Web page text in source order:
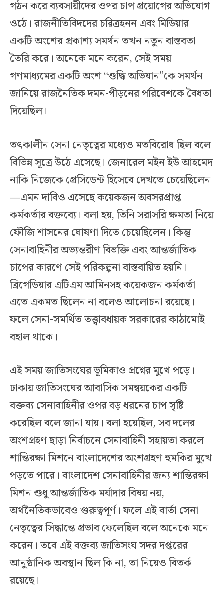
গঠন করে ব্যবসায়ীদের ওপর চাপ প্রয়োগের অভিযোগ
ওঠে। রাজনীতিবিদদের চরিত্রহনন এবং মিডিয়ার
একটি অংশের প্রকাশ্য সমর্থন তখন নতুন বাস্তবতা
তৈরি করে। অনেকে মনে করেন, সেই সময়
গণমাধ্যমের একটি অংশ “শুদ্ধি অভিযান”কে সমর্থন
জানিয়ে রাজনৈতিক দমন-পীড়নের পরিবেশকে বৈধতা
দিয়েছিল।
তৎকালীন সেনা নেতৃত্বের মধ্যেও মতবিরোধ ছিল বলে
বিভিন্ন সূত্রে উঠে এসেছে। জেনারেল মইন ইউ আহমেদ
নাকি নিজেকে প্রেসিডেন্ট হিসেবে দেখতে চেয়েছিলেন
—এমন দাবিও এসেছে কয়েকজন অবসরপ্রাপ্ত
কর্মকর্তার বক্তব্যে। বলা হয়, তিনি সরাসরি ক্ষমতা নিয়ে
ফৌজি শাসনের ঘোষণা দিতে চেয়েছিলেন। কিন্তু
সেনাবাহিনীর অভ্যন্তরীণ বিভক্তি এবং আন্তর্জাতিক
চাপের কারণে সেই পরিকল্পনা বাস্তবায়িত হয়নি।
ব্রিগেডিয়ার এটিএম আমিনসহ কয়েকজন কর্মকর্তা
এতে একমত ছিলেন না বলেও আলোচনা রয়েছে।
ফলে সেনা-সমর্থিত তত্ত্বাবধায়ক সরকারের কাঠামোই
বহাল থাকে।
এই সময় জাতিসংঘের ভূমিকাও প্রশ্নের মুখে পড়ে।
ঢাকায় জাতিসংঘের আবাসিক সমন্বয়কের একটি
বক্তব্য সেনাবাহিনীর ওপর বড় ধরনের চাপ সৃষ্টি
করেছিল বলে জানা যায়। বলা হয়েছিল, সব দলের
অংশগ্রহণ ছাড়া নির্বাচনে সেনাবাহিনী সহায়তা করলে
শান্তিরক্ষা মিশনে বাংলাদেশের অংশগ্রহণ হুমকির মুখে
পড়তে পারে। বাংলাদেশ সেনাবাহিনীর জন্য শান্তিরক্ষা
মিশন শুধু আন্তর্জাতিক মর্যাদার বিষয় নয়,
অর্থনৈতিকভাবেও গুরুত্বপূর্ণ। ফলে এই বার্তা সেনা
নেতৃত্বের সিদ্ধান্তে প্রভাব ফেলেছিল বলে অনেকে মনে
করেন। তবে এই বক্তব্য জাতিসংঘ সদর দপ্তরের
আনুষ্ঠানিক অবস্থান ছিল কি না, তা নিয়েও বিতর্ক
রয়েছে।